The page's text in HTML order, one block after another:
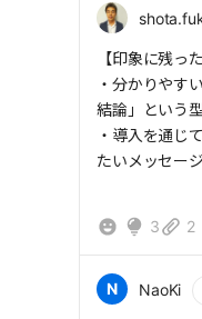
もっと読む
【印象に残っ
・分かりや
結論」という
・導入を通じ
たいメッセー
・それから、
・型のうち、
ル化」のスキ
3 2
N NaoKi